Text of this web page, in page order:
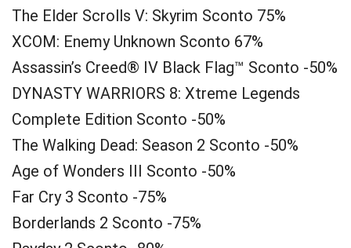
The Elder Scrolls V: Skyrim Sconto 75%
XCOM: Enemy Unknown Sconto 67%
Assassin’s Creed® IV Black Flag™ Sconto -50%
DYNASTY WARRIORS 8: Xtreme Legends
Complete Edition Sconto -50%
The Walking Dead: Season 2 Sconto -50%
Age of Wonders III Sconto -50%
Far Cry 3 Sconto -75%
Borderlands 2 Sconto -75%